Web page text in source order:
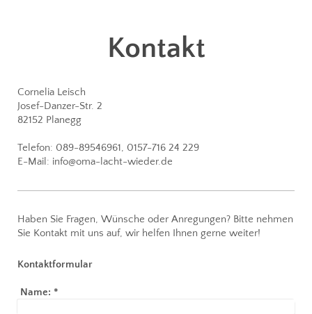
Kontakt
Cornelia Leisch
Josef-Danzer-Str. 2
82152 Planegg
Telefon: 089-89546961, 0157-716 24 229
E-Mail: info@oma-lacht-wieder.de
Haben Sie Fragen, Wünsche oder Anregungen? Bitte nehmen
Sie Kontakt mit uns auf, wir helfen Ihnen gerne weiter!
Kontaktformular
Name: *